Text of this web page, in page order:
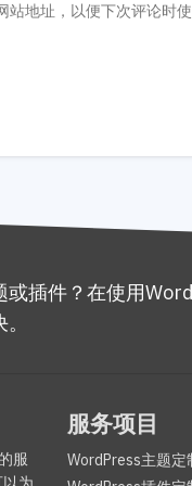
地址，以便下次评论时使
插件？在使用
服
服务项目
WordPress主题定